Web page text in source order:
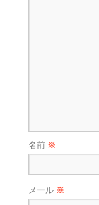
名前 ※
メール ※